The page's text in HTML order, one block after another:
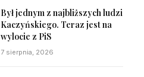
Był jednym z najbliższych ludzi
Kaczyńskiego. Teraz jest na
wylocie z PiS
7 sierpnia, 2026